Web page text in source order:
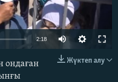
2:18
Жүктеп алу
ондаған